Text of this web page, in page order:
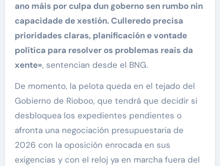
ano máis por culpa dun goberno sen rumbo nin
capacidade de xestión. Culleredo precisa
prioridades claras, planificación e vontade
política para resolver os problemas reais da
xente», sentencian desde el BNG.
De momento, la pelota queda en el tejado del
Gobierno de Rioboo, que tendrá que decidir si
desbloquea los expedientes pendientes o
afronta una negociación presupuestaria de
2026 con la oposición enrocada en sus
exigencias y con el reloj ya en marcha fuera del